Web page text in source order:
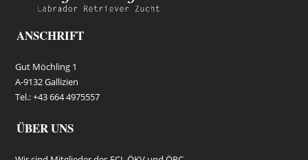
ANSCHRIFT
Gut Möchling 1
A-9132 Gallizien
Tel.: +43 664 4975557
ÜBER UNS